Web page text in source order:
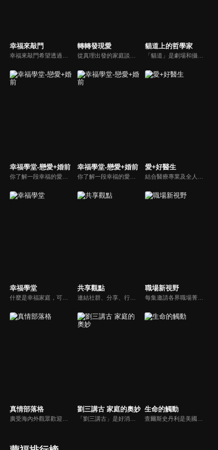
幸福來敲門 轉轉發現愛 貓道上的哲學家
「貓道」是劇場和攝影棚的象徵，而孩子是天生的哲學家，他們進入攝影棚中的小劇場思考、對話，並且從貓道上看下來，總是會有不同視角，故片名為《貓道上的哲學家》，在GOOD TV播出。
幸福學堂-戀愛+婚前
你了解一段幸福的愛情是如何發展出來的嗎？你對你心中那一個對象，到底是愛還是喜歡？難道喜歡跟愛差距很大嗎？讓我們的大師來消除你心中的疑惑。
幸福學堂-戀愛+婚前
你了解一段幸福的愛情是如何發展出來的嗎？你對你心中那一個對象，到底是愛還是喜歡？難道喜歡跟愛差距很大嗎？讓我們的大師來消除你心中的疑惑。
愛+好醫生
結合醫療專業及全人關懷的新型態節目，主持人黃瑽寧醫師親訪家庭，跨領域醫療顧問團全方位檢視，提供最完整、實用和正確的資訊來守護孩子的健康。
幸福學堂
什麼是幸福家庭，可能很多人會覺得「幸福家庭」是天方夜譚，在這一集當中，簡老師要告訴您，如何跨越婚姻的顛簸之路，建立幸福家庭，且根據他多年輔導經驗，歸類出幸福家庭的特質，讓幸福家庭不是再是虛假的口號，而是能夠真實落實在生活當中。
共享觀點
連結社群、分享、行動的特色，運用講道學的架構，談論包含基要真理、生活話題及神學裝備三大面向主題。身為第六代基督徒，從小在教會中長大的周巽正，與第一代基督徒的廖文華，背景及生活經歷都不同，在節目中以輕鬆對談的方式，貢獻出不同角度的觀點。
職場新視野
每集邀請各界職場菁英分享心路歷程與觀點，喬美倫老師也透過主題性的真理論述，幫助你我走入合神心意的職場文化。
真情部落格
廣受海內外觀眾歡迎的真情部落格，是以見證故事為主軸的訪談節目，由知名主播夏嘉璐主持，莊信德牧師、黃國倫牧師回應，來賓在節目中自在的暢談自己的生命歷程，這些最真實的生命見證也幫助許多人走出低谷。
劉三講古 家庭的奧妙
「劉三講古」是好消息最老牌的節目，除了加入戲劇元素「喳唸伯與長腳姨」外，並蒐集無數史料，找到美好而精彩的基督徒生命故事，好讓福音更輕鬆真實的呈現在觀眾眼前。
生命的觸動
查爾斯史丹利是美國第一浸信會的榮譽牧師，也是In Touch Ministries（生命的觸動）的創始人，更是紐約時報暢銷書作家。